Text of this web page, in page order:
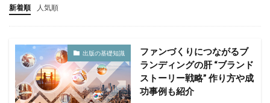
新着順 人気順
出版の基礎知識
ファンづくりにつながるブ
ランディングの肝 “ブランド
ストーリー戦略” 作り方や成
功事例も紹介